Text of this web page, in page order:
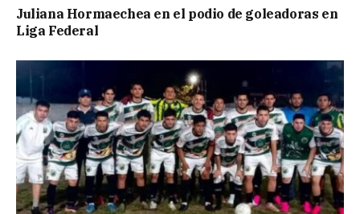
Juliana Hormaechea en el podio de goleadoras en
Liga Federal